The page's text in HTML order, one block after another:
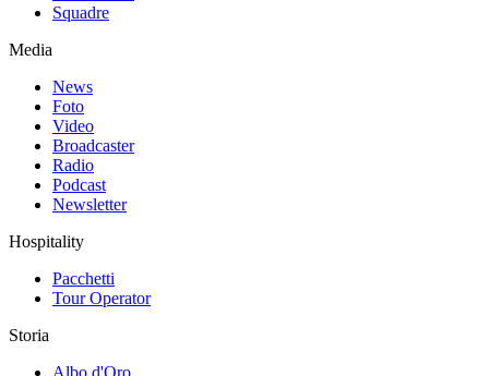
Squadre
Media
News
Foto
Video
Broadcaster
Radio
Podcast
Newsletter
Hospitality
Pacchetti
Tour Operator
Storia
Albo d'Oro